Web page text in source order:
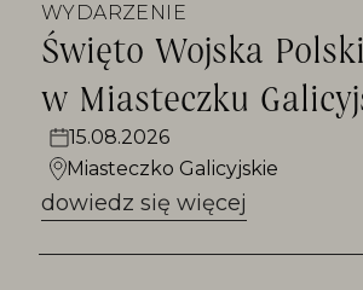
WYDARZENIE
Święto Wojska
w Miasteczku
15.08.2026
Miasteczko Galicyjskie
dowiedz się więcej